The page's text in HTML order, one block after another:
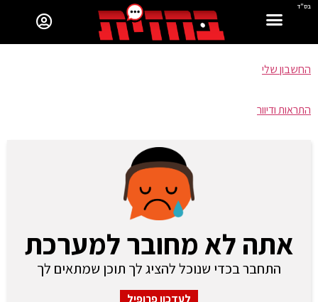
בס"ד
החשבון שלי
התראות ודיוור
אתה לא מחובר למערכת
התחבר בכדי שנוכל להציג לך תוכן שמתאים לך
לעדכון פרופיל